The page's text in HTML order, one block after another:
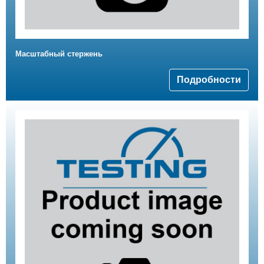
Масштабный стержень
Подробности